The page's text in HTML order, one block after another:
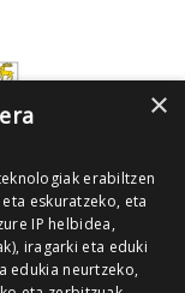
×
erabiltzen
eskuratzeko, eta
IP helbidea,
iragarki eta eduki
edukia neurtzeko,